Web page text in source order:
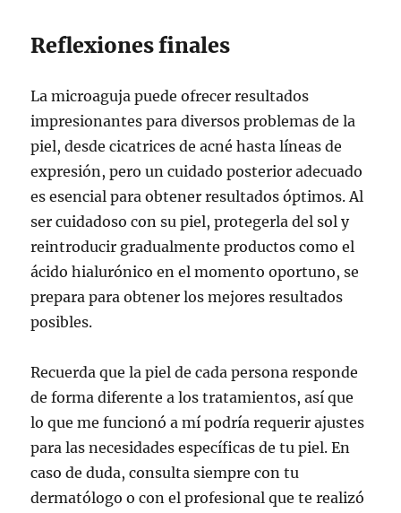
Reflexiones finales
La microaguja puede ofrecer resultados
impresionantes para diversos problemas de la
piel, desde cicatrices de acné hasta líneas de
expresión, pero un cuidado posterior adecuado
es esencial para obtener resultados óptimos. Al
ser cuidadoso con su piel, protegerla del sol y
reintroducir gradualmente productos como el
ácido hialurónico en el momento oportuno, se
prepara para obtener los mejores resultados
posibles.
Recuerda que la piel de cada persona responde
de forma diferente a los tratamientos, así que
lo que me funcionó a mí podría requerir ajustes
para las necesidades específicas de tu piel. En
caso de duda, consulta siempre con tu
dermatólogo o con el profesional que te realizó